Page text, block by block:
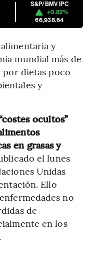
S&P/BMV IPC
+0.82%
66,938.64
y
mundial más de
por dietas poco
y
ocultos”
en grasas y
el lunes
Unidas
Ello
no
de
en los